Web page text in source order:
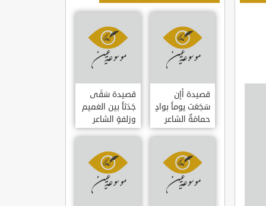
قصيدة أإن
سَجَعَت يوماً بوادٍ
حمامَةٌ الشاعر
العوام بن عقبة
قصيدة سَقَى
جَدَثاً بين الغميم
وزلفةٍ الشاعر
العوام بن عقبة